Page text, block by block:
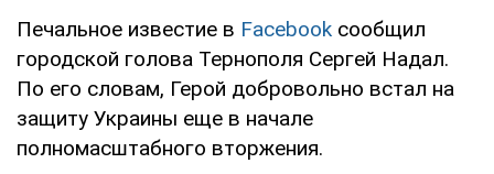
Печальное известие в Facebook сообщил
городской голова Тернополя Сергей Надал.
По его словам, Герой добровольно встал на
защиту Украины еще в начале
полномасштабного вторжения.